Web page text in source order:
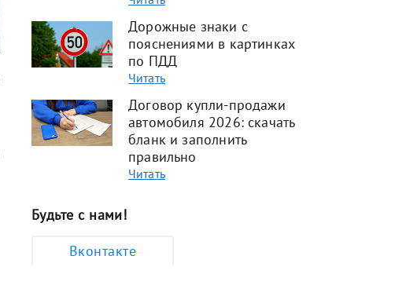
Дорожные знаки с
пояснениями в картинках
по ПДД
Читать
Договор купли-продажи
автомобиля 2026: скачать
бланк и заполнить
правильно
Читать
Будьте с нами!
Вконтакте